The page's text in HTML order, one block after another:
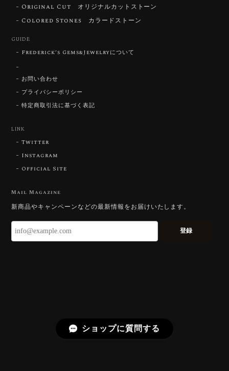
2026/07/30
いです。 ウルウルとギラギラを一度に見ることができ
る不思議なカットだと感じました。強い煌めきだけで
で、そう感じていただけたことがなにより
です。Star Rose Cut™ は中心から外へ広
Original Cut オリジナルカットストーン
Colored Stones カラードストーン
GUIDE
Frederick’s Gems&Jewelryについて
お問い合わせ
プライバシーポリシー
特定商取引法に基づく表記
LINK
Twitter
Instagram
Official Site
Mail Magazine
新商品やキャンペーンなどの最新情報をお届けいたします。
登録
ショップに質問する